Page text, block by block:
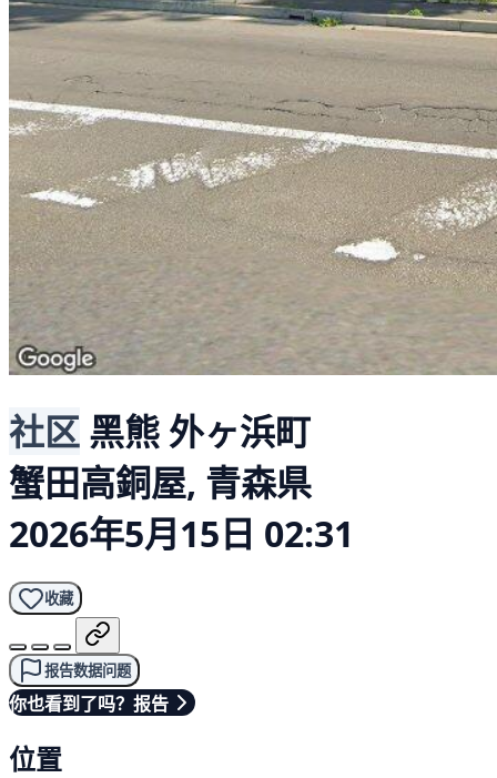
社区 黑熊 外ヶ浜町
蟹田高銅屋, 青森県
2026年5月15日 02:31
收藏
报告数据问题
你也看到了吗？报告
位置